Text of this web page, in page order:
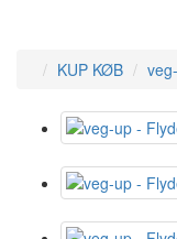
KUP KØB